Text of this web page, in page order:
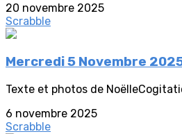
20 novembre 2025
Scrabble
Mercredi 5 Novembre
Texte et photos de
6 novembre 2025
Scrabble